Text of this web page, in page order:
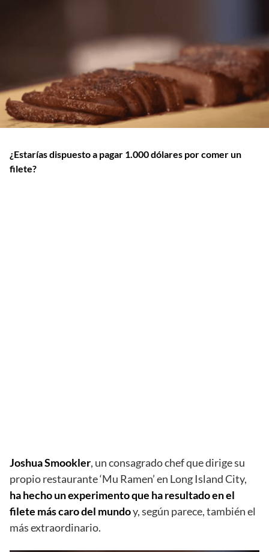
¿Estarías dispuesto a pagar 1.000 dólares por comer un
filete?
Joshua Smookler, un consagrado chef que dirige su
propio restaurante ‘Mu Ramen’ en Long Island City,
ha hecho un experimento que ha resultado en el
filete más caro del mundoy, según parece, también el
más extraordinario.